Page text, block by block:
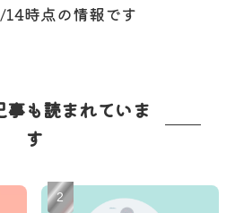
時点の情報です
事も読まれていま
す